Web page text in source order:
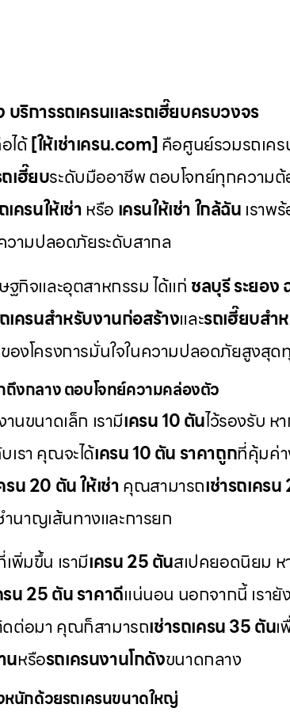
ริการรถเครนและรถเฮี๊ยบครบวงจร
ได้[ให้เช่าเครน.com]คือศูนย์รวมรถเคร
เฮี๊ยบระดับมืออาชีพ ตอบโจทย์ทุกความต้
เครนให้เช่าหรือ เครนให้เช่าใกล้ฉัน เรา
วามปลอดภัยระดับสากล
กิจและอุตสาหกรรม ได้แก่ ชลบุรีระยอง
เครนสำหรับงานก่อสร้างและรถเฮี๊ยบสำ
องโครงการมั่นใจในความปลอดภัยสูงสุด
ถึงกลาง ตอบโจทย์ความคล่องตัว
ขนาดเล็ก เรามีเครน 10 ตันไว้รองรับ
เรา คุณจะได้เครน 10 ตัน ราคาถูกที่คุ้มค่
รน 20 ตัน ให้เช่าคุณสามารถเช่ารถเคร
นาญเส้นทางและการยก
พิ่มขึ้น เรามีเครน 25 ตันสเปคยอดนิยม
รน 25 ตัน ราคาดีแน่นอน นอกจากนี้ เรายั
ดต่อมา คุณก็สามารถเช่ารถเครน 35 ตัน
นหรือรถเครนงานโกดังขนาดกลาง
หนักด้วยรถเครนขนาดใหญ่